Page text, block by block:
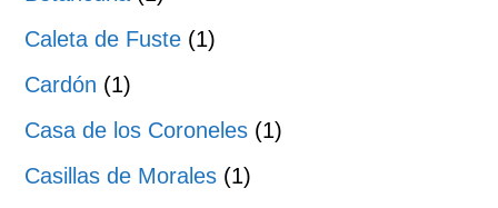
Caleta de Fuste (1)
Cardón (1)
Casa de los Coroneles (1)
Casillas de Morales (1)